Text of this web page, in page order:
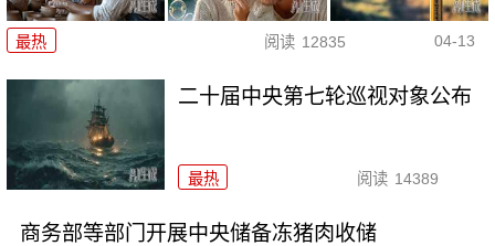
最热 阅读 12835 04-13
二十届中央第七轮巡视对象公布
最热 阅读 14389
商务部等部门开展中央储备冻猪肉收储